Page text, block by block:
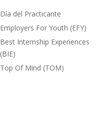
Día del Practicante
Employers For Youth (EFY)
Best Internship Experiences
(BIE)
Top Of Mind (TOM)